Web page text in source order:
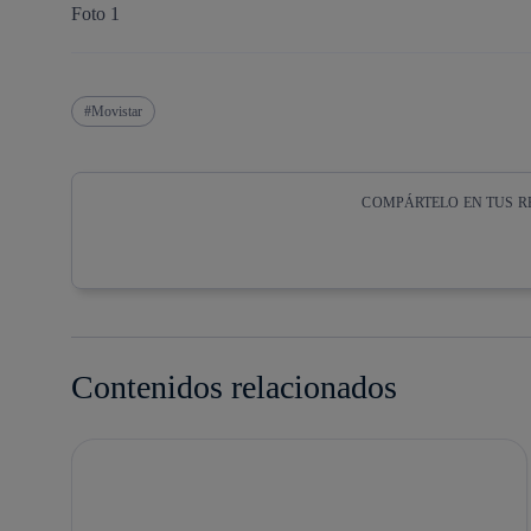
Foto 1
Movistar
COMPÁRTELO EN TUS
Contenidos relacionados